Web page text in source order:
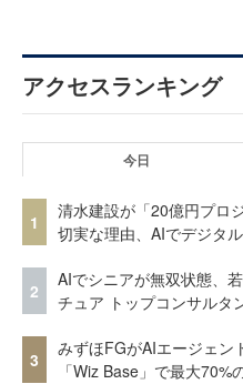
アクセスランキング
今日
1
清水建設が「20億円プロ
切実な理由、AIでデジタ
2
AIでシニアが無双状態、
チュア トップコンサルタ
3
みずほFGがAIエージェ
「Wiz Base」で最大70%